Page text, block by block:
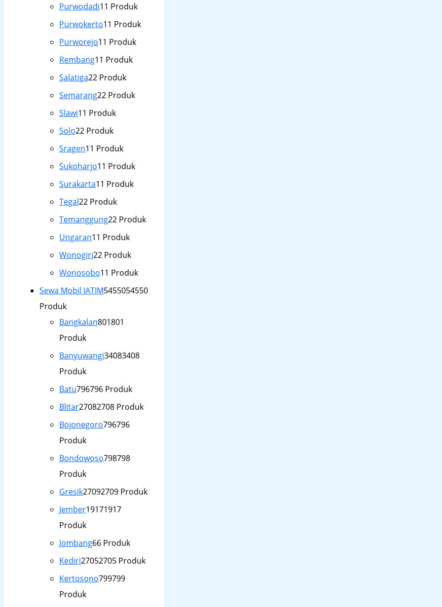
Purwodadi11 Produk
Purwokerto11 Produk
Purworejo11 Produk
Rembang11 Produk
Salatiga22 Produk
Semarang22 Produk
Slawi11 Produk
Solo22 Produk
Sragen11 Produk
Sukoharjo11 Produk
Surakarta11 Produk
Tegal22 Produk
Temanggung22 Produk
Ungaran11 Produk
Wonogiri22 Produk
Wonosobo11 Produk
Sewa Mobil JATIM5455054550
Produk
Bangkalan801801
Produk
Banyuwangi34083408
Produk
Batu796796 Produk
Blitar27082708 Produk
Bojonegoro796796
Produk
Bondowoso798798
Produk
Gresik27092709 Produk
Jember19171917
Produk
Jombang66 Produk
Kediri27052705 Produk
Kertosono799799
Produk